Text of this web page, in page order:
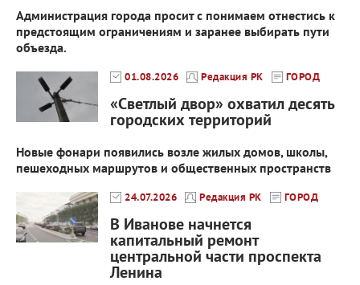
Администрация города просит с понимаем отнестись к
предстоящим ограничениям и заранее выбирать пути
объезда.
01.08.2026 Редакция РК ГОРОД
«Светлый двор» охватил десять
городских территорий
Новые фонари появились возле жилых домов, школы,
пешеходных маршрутов и общественных пространств
24.07.2026 Редакция РК ГОРОД
В Иванове начнется
капитальный ремонт
центральной части проспекта
Ленина